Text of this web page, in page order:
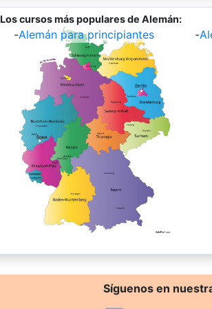
Los cursos más populares de Alemán:
-Alemán para principiantes -
Síguenos en